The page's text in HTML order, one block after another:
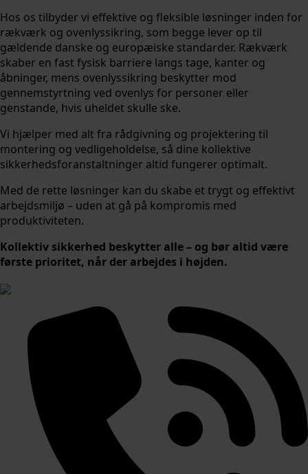
Hos os tilbyder vi effektive og fleksible løsninger inden for
rækværk og ovenlyssikring, som begge lever op til
gældende danske og europæiske standarder. Rækværk
skaber en fast fysisk barriere langs tage, kanter og
åbninger, mens ovenlyssikring beskytter mod
gennemstyrtning ved ovenlys for personer eller
genstande, hvis uheldet skulle ske.
Vi hjælper med alt fra rådgivning og projektering til
montering og vedligeholdelse, så dine kollektive
sikkerhedsforanstaltninger altid fungerer optimalt.
Med de rette løsninger kan du skabe et trygt og effektivt
arbejdsmiljø – uden at gå på kompromis med
produktiviteten.
Kollektiv sikkerhed beskytter alle – og bør altid være
første prioritet, når der arbejdes i højden.